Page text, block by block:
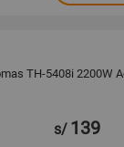
TH-5408i 2200W
s/ 139